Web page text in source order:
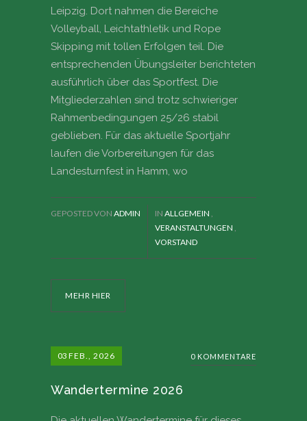
Leipzig. Dort nahmen die Bereiche
Volleyball, Leichtathletik und Rope
Skipping mit tollen Erfolgen teil. Die
entsprechenden Übungsleiter berichteten
ausführlich über das Sportfest. Die
Mitgliederzahlen sind trotz schwieriger
Rahmenbedingungen 25/26 stabil
geblieben. Für das aktuelle Sportjahr
laufen die Vorbereitungen für das
Landesturnfest in Hamm, wo
MEHR HIER
GEPOSTED VON ADMIN IN ALLGEMEIN
VERANSTALTUNGEN
VORSTAND
03 FEB., 2026 0 KOMMENTARE
Wandertermine 2026